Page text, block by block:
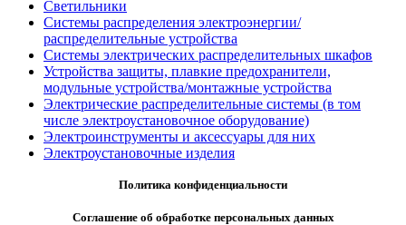
Светильники
Системы распределения электроэнергии/
распределительные устройства
Системы электрических распределительных шкафов
Устройства защиты, плавкие предохранители,
модульные устройства/монтажные устройства
Электрические распределительные системы (в том
числе электроустановочное оборудование)
Электроинструменты и аксессуары для них
Электроустановочные изделия
Политика конфиденциальности
Соглашение об обработке персональных данных